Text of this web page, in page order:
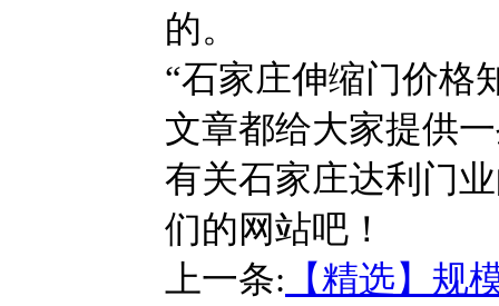
的。
“石家庄伸缩门价格
文章都给大家提供
有关石家庄达利门
们的网站吧！
上一条: 【精选】规